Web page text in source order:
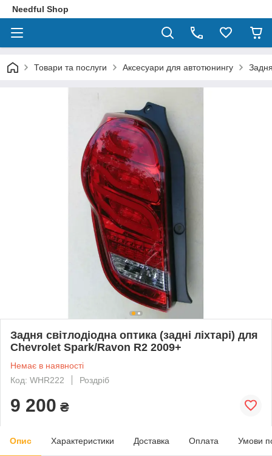
Needful Shop
Товари та послуги Аксесуари для автотюнингу
Задня світлодіодна оптика (задні ліхтарі) для
Chevrolet Spark/Ravon R2 2009+
Немає в наявності
Код: WHR222
Роздріб
9 200 ₴
Опис Характеристики Доставка Оплата Умови